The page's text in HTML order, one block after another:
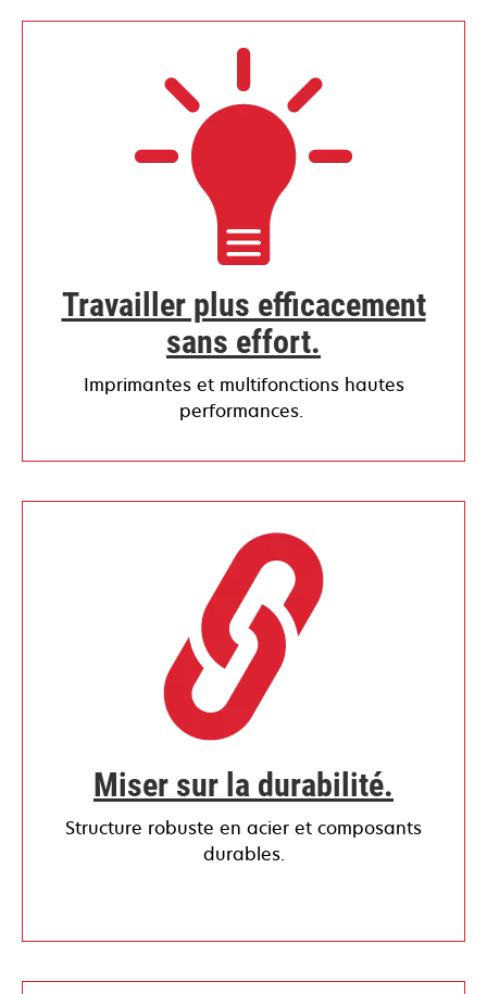
Travailler plus efficacement
sans effort.
Imprimantes et multifonctions hautes
performances.
Miser sur la durabilité.
Structure robuste en acier et composants
durables.